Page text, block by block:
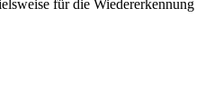
für die Wiedererkennung